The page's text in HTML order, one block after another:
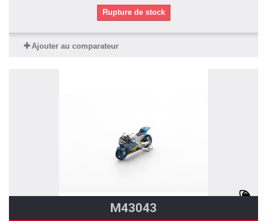
Rupture de stock
Ajouter au comparateur
M43043